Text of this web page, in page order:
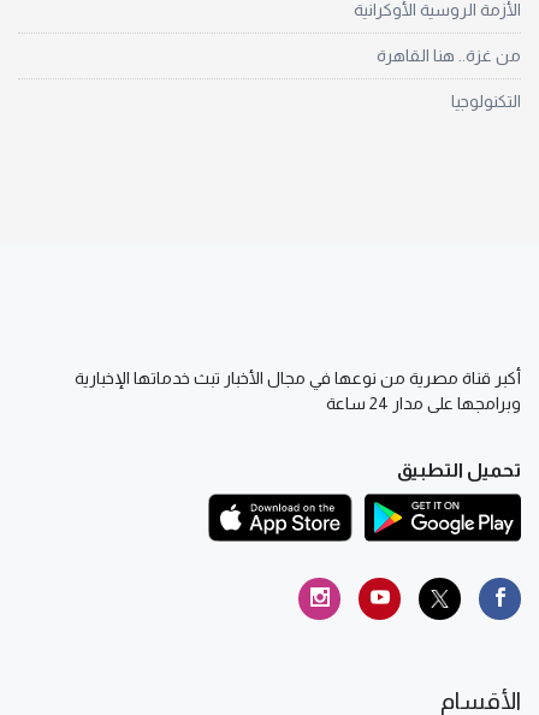
الأزمة الروسية الأوكرانية
من غزة.. هنا القاهرة
التكنولوجيا
أكبر قناة مصرية من نوعها في مجال الأخبار تبث خدماتها الإخبارية
وبرامجها على مدار 24 ساعة
تحميل التطبيق
الأقسام